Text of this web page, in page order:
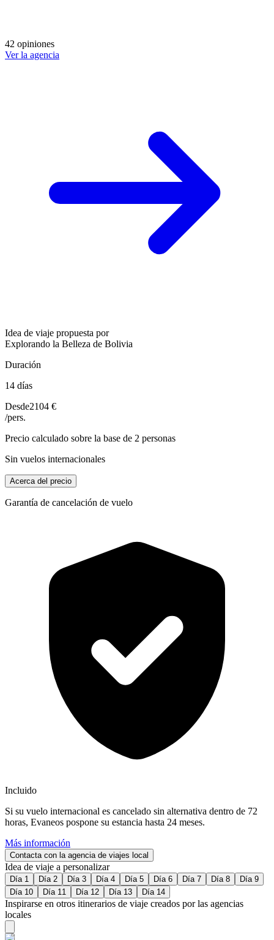
42 opiniones
Ver la agencia
Idea de viaje propuesta por
Explorando la Belleza de Bolivia
Duración
14 días
Desde2104 €
/pers.
Precio calculado sobre la base de 2 personas
Sin vuelos internacionales
Acerca del precio
Garantía de cancelación de vuelo
Incluido
Si su vuelo internacional es cancelado sin alternativa dentro de 72
horas, Evaneos pospone su estancia hasta 24 meses.
Más información
Contacta con la agencia de viajes local
Idea de viaje a personalizar
Día 1 Día 2 Día 3 Día 4 Día 5 Día 6 Día 7 Día 8
Día 9
Día 10
Día 11 Día 12 Día 13 Día 14
Inspirarse en otros itinerarios de viaje creados por las agencias
locales